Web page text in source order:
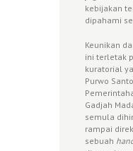
kebijakan
dipahami
Keunikan
ini terletak
kuratorial
Purwo
Gadjah
semula
rampai
sebuah